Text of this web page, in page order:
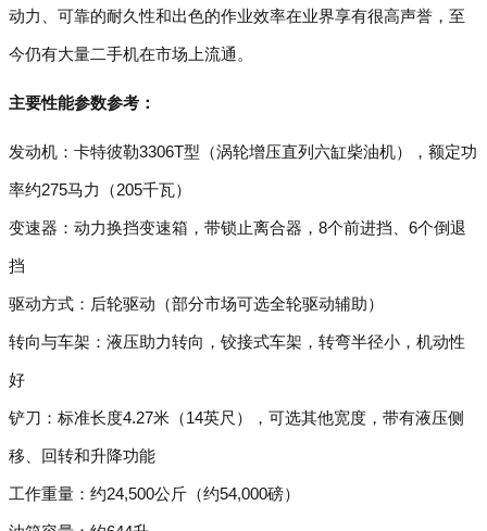
动力、可靠的耐久性和出色的作业效率在业界享有很高声誉，至
今仍有大量二手机在市场上流通。
主要性能参数参考：
发动机：卡特彼勒3306T型（涡轮增压直列六缸柴油机），额定功
率约275马力（205千瓦）
变速器：动力换挡变速箱，带锁止离合器，8个前进挡、6个倒退
挡
驱动方式：后轮驱动（部分市场可选全轮驱动辅助）
转向与车架：液压助力转向，铰接式车架，转弯半径小，机动性
好
铲刀：标准长度4.27米（14英尺），可选其他宽度，带有液压侧
移、回转和升降功能
工作重量：约24,500公斤（约54,000磅）